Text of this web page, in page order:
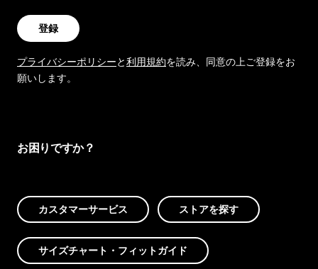
登録
プライバシーポリシーと利用規約を読み、同意の上ご登録をお
願いします。
お困りですか？
カスタマーサービス ストアを探す
サイズチャート・フィットガイド